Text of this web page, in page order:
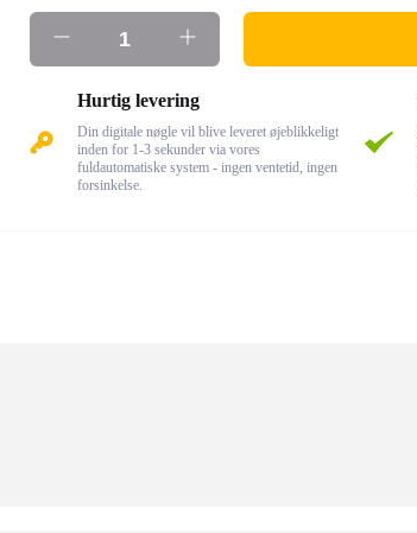
Hurtig levering
Din digitale nøgle vil blive leveret øjeblikkeligt
inden for 1-3 sekunder via vores
fuldautomatiske system - ingen ventetid, ingen
forsinkelse.